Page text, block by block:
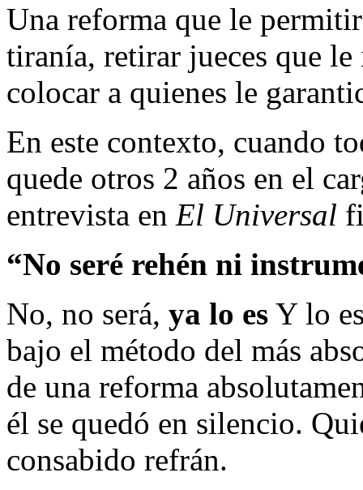
Una reforma que le
tiranía, retirar jueces que
colocar a quienes le
En este contexto, cuando
quede otros 2 años en el
entrevista en El Universal
“No seré rehén ni
No, no será, ya lo es Y lo
bajo el método del más
de una reforma
él se quedó en silencio.
consabido refrán.